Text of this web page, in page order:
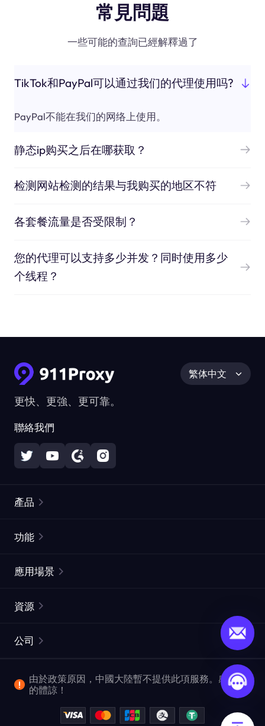
常見問題
一些可能的查詢已經解釋過了
TikTok和PayPal可以通过我们的代理使用吗?
PayPal不能在我们的网络上使用。
静态ip购买之后在哪获取？
检测网站检测的结果与我购买的地区不符
各套餐流量是否受限制？
您的代理可以支持多少并发？同时使用多少
个线程？
更快、更強、更可靠。
聯絡我們
繁体中文
產品
靜態住宅代理
網頁擷取 API
視頻下載 API
功能
ISP代理
ProxySite
應用場景
市場研究
爬行和索引
查看所有使用案例
資源
常見問題解答
位置
公司
企業服務
反洗錢合規計劃
由於政策原因，中國大陸暫不提供此項服務。感謝您
的體諒！